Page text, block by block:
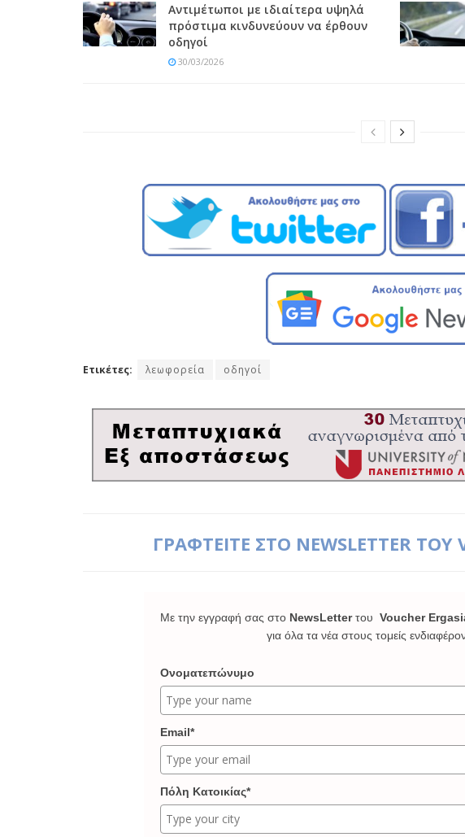
Αντιμέτωποι με ιδιαίτερα υψηλά
πρόστιμα κινδυνεύουν να έρθουν
οδηγοί
30/03/2026
Ετικέτες: λεωφορεία οδηγοί
ΓΡΑΦΤΕΙΤΕ ΣΤΟ NEWSLETTER ΤΟΥ
Με την εγγραφή σας στο NewsLetterτου Voucher
για όλα τα νέα στους τομείς
Ονοματεπώνυμο
Email*
Πόλη Κατοικίας*